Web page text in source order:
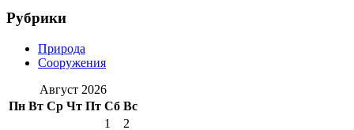
Рубрики
Природа
Сооружения
Август 2026
Пн Вт Ср Чт Пт Сб Вс
1
2